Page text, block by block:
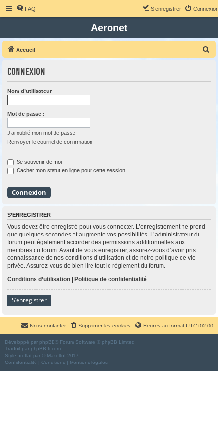
FAQ Connexion
S’enregistrer
Aeronet
Accueil
Connexion
Nom d’utilisateur :
Mot de passe :
J’ai oublié mon mot de passe
Renvoyer le courriel de confirmation
Se souvenir de moi
Cacher mon statut en ligne pour cette session
S’ENREGISTRER
Vous devez être enregistré pour vous connecter. L’enregistrement ne prend
que quelques secondes et augmente vos possibilités. L’administrateur du
forum peut également accorder des permissions additionnelles aux
membres du forum. Avant de vous enregistrer, assurez-vous d’avoir pris
connaissance de nos conditions d’utilisation et de notre politique de vie
privée. Assurez-vous de bien lire tout le règlement du forum.
Conditions d’utilisation | Politique de confidentialité
S’enregistrer
Heures au format UTC+02:00
Supprimer les cookies
Nous contacter
Développé par phpBB® Forum Software © phpBB Limited
Traduit par phpBB-fr.com
Style proflat par © Mazeltof 2017
Confidentialité | Conditions | Mentions légales